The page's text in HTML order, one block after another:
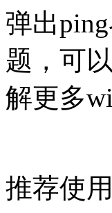
弹出
题，可
解更多
推荐使